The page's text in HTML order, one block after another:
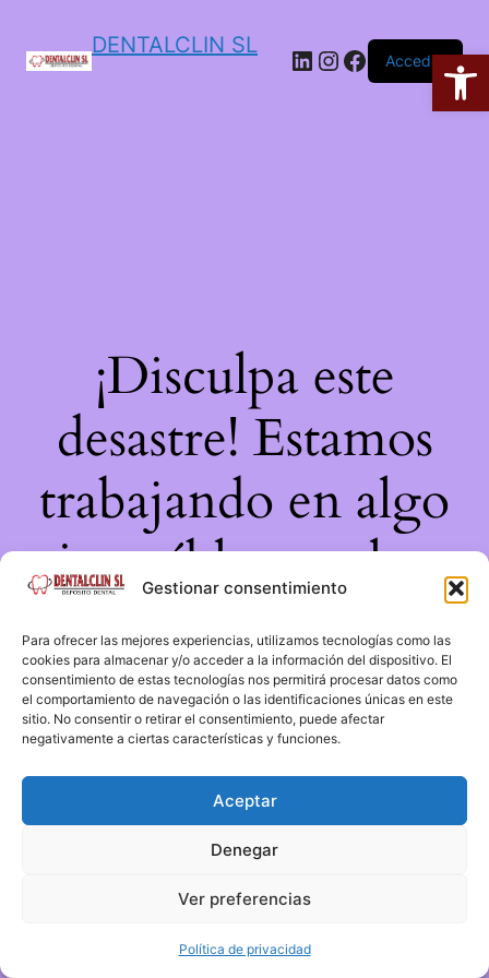
Gestionar consentimiento
Para ofrecer las mejores experiencias, utilizamos tecnologías como las
cookies para almacenar y/o acceder a la información del dispositivo. El
consentimiento de estas tecnologías nos permitirá procesar datos como
el comportamiento de navegación o las identificaciones únicas en este
sitio. No consentir o retirar el consentimiento, puede afectar
negativamente a ciertas características y funciones.
Aceptar
Denegar
Ver preferencias
Política de privacidad
DENTALCLIN SL
Acceder
¡Disculpa este
desastre! Estamos
trabajando en algo
increíble, ¡vuelve
pronto!